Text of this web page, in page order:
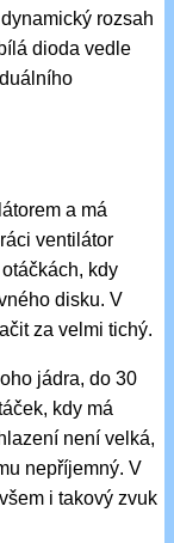
rozsah
dioda vedle
a má
ventilátor
kdy
disku. V
za velmi tichý.
jádra, do 30
kdy má
není velká,
nepříjemný. V
i takový zvuk